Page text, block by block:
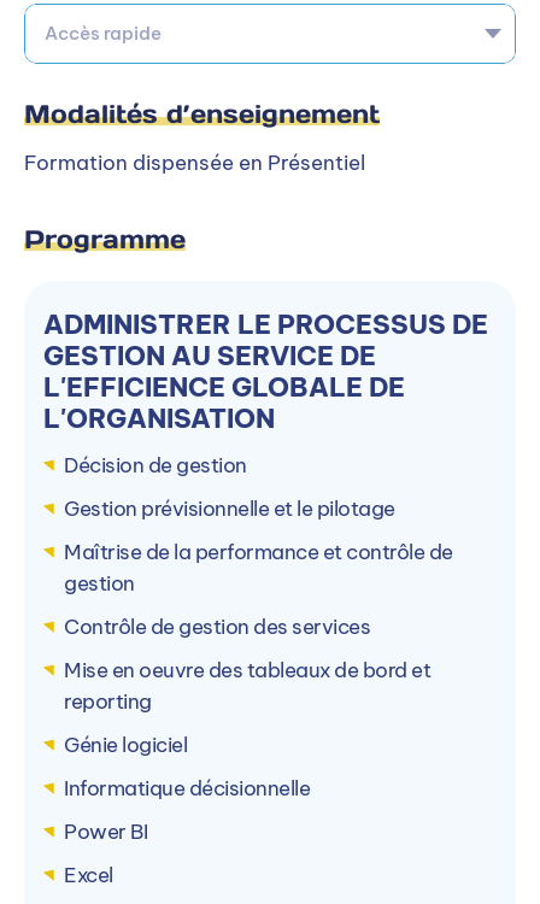
Accès rapide
Modalités d’enseignement
Formation dispensée en Présentiel
Programme
ADMINISTRER LE PROCESSUS DE
GESTION AU SERVICE DE
L'EFFICIENCE GLOBALE DE
L'ORGANISATION
Décision de gestion
Gestion prévisionnelle et le pilotage
Maîtrise de la performance et contrôle de
gestion
Contrôle de gestion des services
Mise en oeuvre des tableaux de bord et
reporting
Génie logiciel
Informatique décisionnelle
Power BI
Excel
d’accès
BAC+3
niveau 6 en lien avec la formation (DCG,
Alternance
1 semaine sur 4 à l'école puis 3 semaine sur 4 en
entreprise
Processus d’admission
Sélectionner un niveau d’entrée
BAC+3
Inscription :Toute l'année